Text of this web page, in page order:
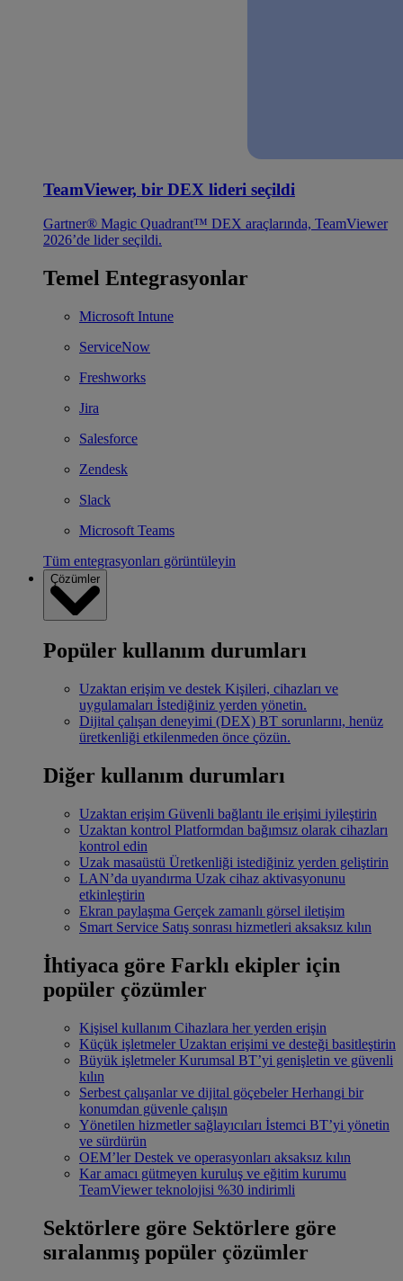
TeamViewer, bir DEX lideri seçildi
Gartner® Magic Quadrant™ DEX araçlarında, TeamViewer
2026’de lider seçildi.
Temel Entegrasyonlar
Microsoft Intune
ServiceNow
Freshworks
Jira
Salesforce
Zendesk
Slack
Microsoft Teams
Tüm entegrasyonları görüntüleyin
Çözümler
Popüler kullanım durumları
Uzaktan erişim ve destek Kişileri, cihazları ve
uygulamaları İstediğiniz yerden yönetin.
Dijital çalışan deneyimi (DEX) BT sorunlarını, henüz
üretkenliği etkilenmeden önce çözün.
Diğer kullanım durumları
Uzaktan erişim Güvenli bağlantı ile erişimi iyileştirin
Uzaktan kontrol Platformdan bağımsız olarak cihazları
kontrol edin
Uzak masaüstü Üretkenliği istediğiniz yerden geliştirin
LAN’da uyandırma Uzak cihaz aktivasyonunu
etkinleştirin
Ekran paylaşma Gerçek zamanlı görsel iletişim
Smart Service Satış sonrası hizmetleri aksaksız kılın
İhtiyaca göre Farklı ekipler için
popüler çözümler
Kişisel kullanım Cihazlara her yerden erişin
Küçük işletmeler Uzaktan erişimi ve desteği basitleştirin
Büyük işletmeler Kurumsal BT’yi genişletin ve güvenli
kılın
Serbest çalışanlar ve dijital göçebeler Herhangi bir
konumdan güvenle çalışın
Yönetilen hizmetler sağlayıcıları İstemci BT’yi yönetin
ve sürdürün
OEM’ler Destek ve operasyonları aksaksız kılın
Kar amacı gütmeyen kuruluş ve eğitim kurumu
TeamViewer teknolojisi %30 indirimli
Sektörlere göre Sektörlere göre
sıralanmış popüler çözümler